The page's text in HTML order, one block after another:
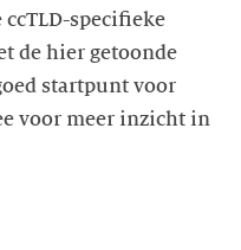
specifieke
de hier getoonde
startpunt voor
voor meer inzicht in